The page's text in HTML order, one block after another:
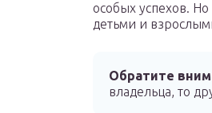
особых успехов.
детьми и
Обратите
владельца, то